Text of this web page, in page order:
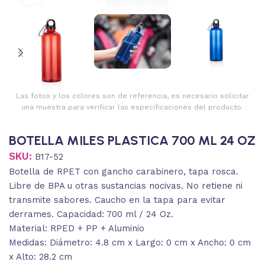
Las fotos y los colores son de referencia, es necesario solicitar
una muestra para verificar las especificaciones del producto.
BOTELLA MILES PLASTICA 700 ML 24 OZ
SKU: B17-52
Botella de RPET con gancho carabinero, tapa rosca.
Libre de BPA u otras sustancias nocivas. No retiene ni
transmite sabores. Caucho en la tapa para evitar
derrames. Capacidad: 700 ml / 24 Oz.
Material: RPED + PP + Aluminio
Medidas: Diámetro: 4.8 cm x Largo: 0 cm x Ancho: 0 cm
x Alto: 28.2 cm